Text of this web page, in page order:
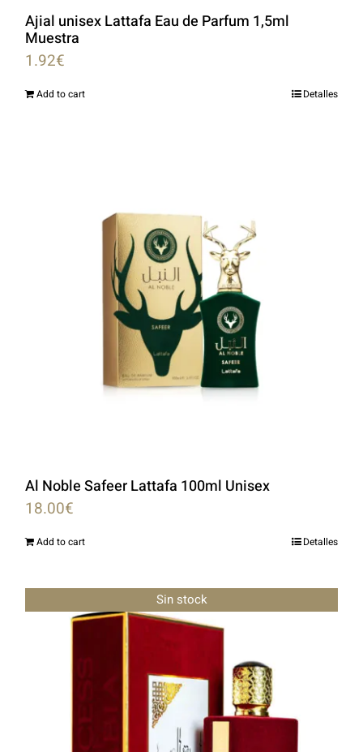
Ajial unisex Lattafa Eau de Parfum 1,5ml
Muestra
1.92€
Add to cart Detalles
Al Noble Safeer Lattafa 100ml Unisex
18.00€
Add to cart Detalles
Sin stock